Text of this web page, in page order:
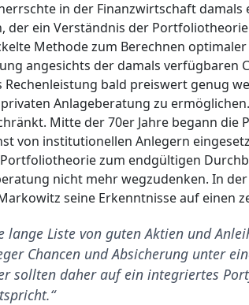
in der Finanzwirtschaft damals
der ein Verständnis der
Methode zum Berechnen
angesichts der damals verfügbaren
bald preiswert genug
Anlageberatung zu
Mitte der 70er Jahre begann
von institutionellen Anlegern
zum endgültigen
nicht mehr wegzudenken. In
seine Erkenntnisse auf einen
Liste von guten Aktien und
Chancen und Absicherung unter
sollten daher auf ein integriertes